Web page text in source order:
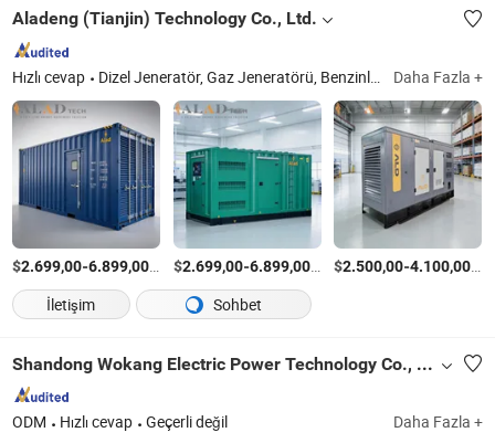
Aladeng (Tianjin) Technology Co., Ltd.
Hızlı cevap Dizel Jeneratör, Gaz Jeneratörü, Benzinli Jeneratör Daha Fazla +
$2.699,00-6.899,00/Parça
$2.699,00-6.899,00/Parça
$2.500,00-4.100,00/
İletişim
Sohbet
Shandong Wokang Electric Power Technology Co., Ltd
ODM Hızlı cevap Geçerli değil Daha Fazla +